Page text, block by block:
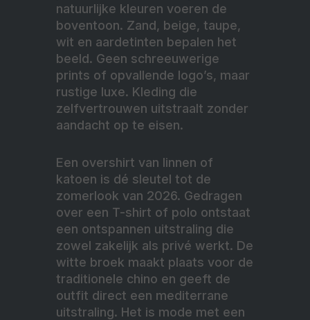
natuurlijke kleuren voeren de
boventoon. Zand, beige, taupe,
wit en aardetinten bepalen het
beeld. Geen schreeuwerige
prints of opvallende logo’s, maar
rustige luxe. Kleding die
zelfvertrouwen uitstraalt zonder
aandacht op te eisen.
Een overshirt van linnen of
katoen is dé sleutel tot de
zomerlook van 2026. Gedragen
over een T-shirt of polo ontstaat
een ontspannen uitstraling die
zowel zakelijk als privé werkt. De
witte broek maakt plaats voor de
traditionele chino en geeft de
outfit direct een mediterrane
uitstraling. Het is mode met een